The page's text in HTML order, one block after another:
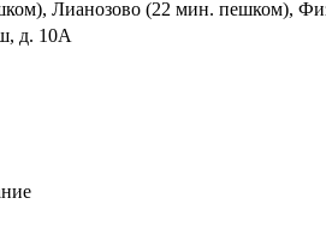
Лианозово (22 мин. пешком),
д. 10А